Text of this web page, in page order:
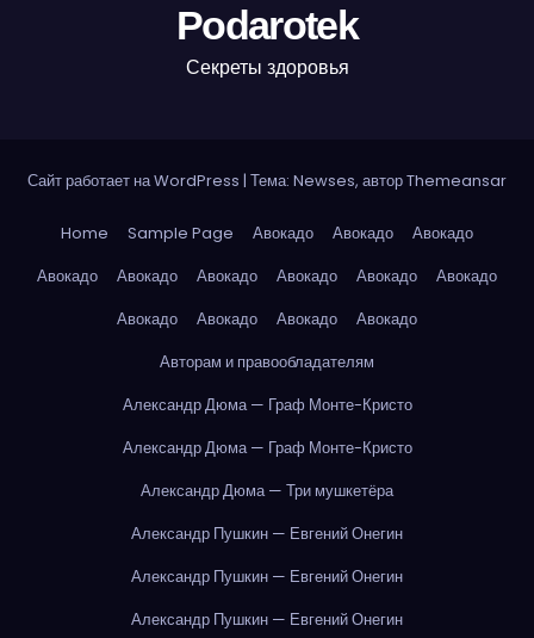
Podarotek
Секреты здоровья
Сайт работает на WordPress | Тема: Newses, авторThemeansar
Home Sample Page Авокадо Авокадо
Авокадо
Авокадо
Авокадо Авокадо Авокадо Авокадо
Авокадо
Авокадо
Авокадо Авокадо
Авокадо
Авторам и правообладателям
Александр Дюма — Граф Монте-Кристо
Александр Дюма — Граф Монте-Кристо
Александр Дюма — Три мушкетёра
Александр Пушкин — Евгений Онегин
Александр Пушкин — Евгений Онегин
Александр Пушкин — Евгений Онегин